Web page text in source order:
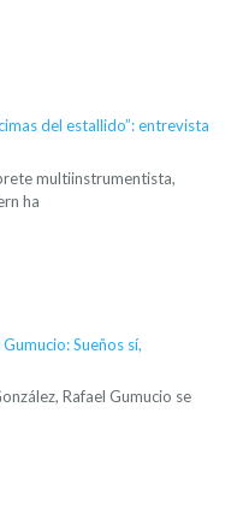
del estallido”: entrevista
multiinstrumentista,
ha
Sueños sí,
Rafael Gumucio se